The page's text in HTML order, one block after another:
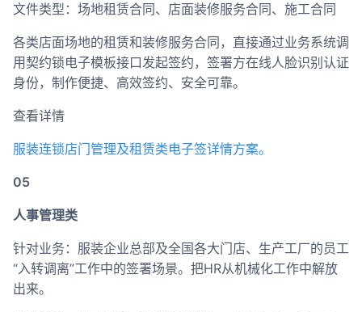
文件类型：场地租赁合同、店面装修服务合同、施工合同
各类店面场地的租赁和装修服务合同，直接通过业务系统调
用契约锁电子模板接口发起签约，签署方在线人脸识别认证
身份，制作便捷、高效签约、安全可靠。
查看详情
服装连锁店门管理及租赁类电子签详情方案。
05
人事管理类
针对业务：服装企业总部及全国各大门店、生产工厂的员工
“入转调离”工作中的签署场景。把HR从机械化工作中解放
出来。